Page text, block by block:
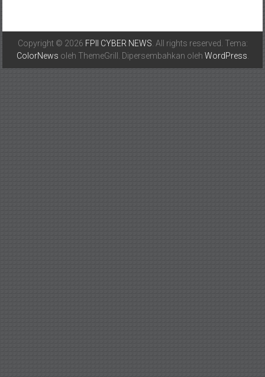
Copyright © 2026 FPII CYBER NEWS. All rights reserved. Tema:
ColorNews oleh ThemeGrill. Dipersembahkan oleh WordPress.